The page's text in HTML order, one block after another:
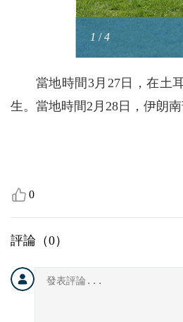
1 / 4 2 /
3 / 4
4 /
當地時間3月27日，在土
生。當地時間2月28日，伊朗
0
評論（0）